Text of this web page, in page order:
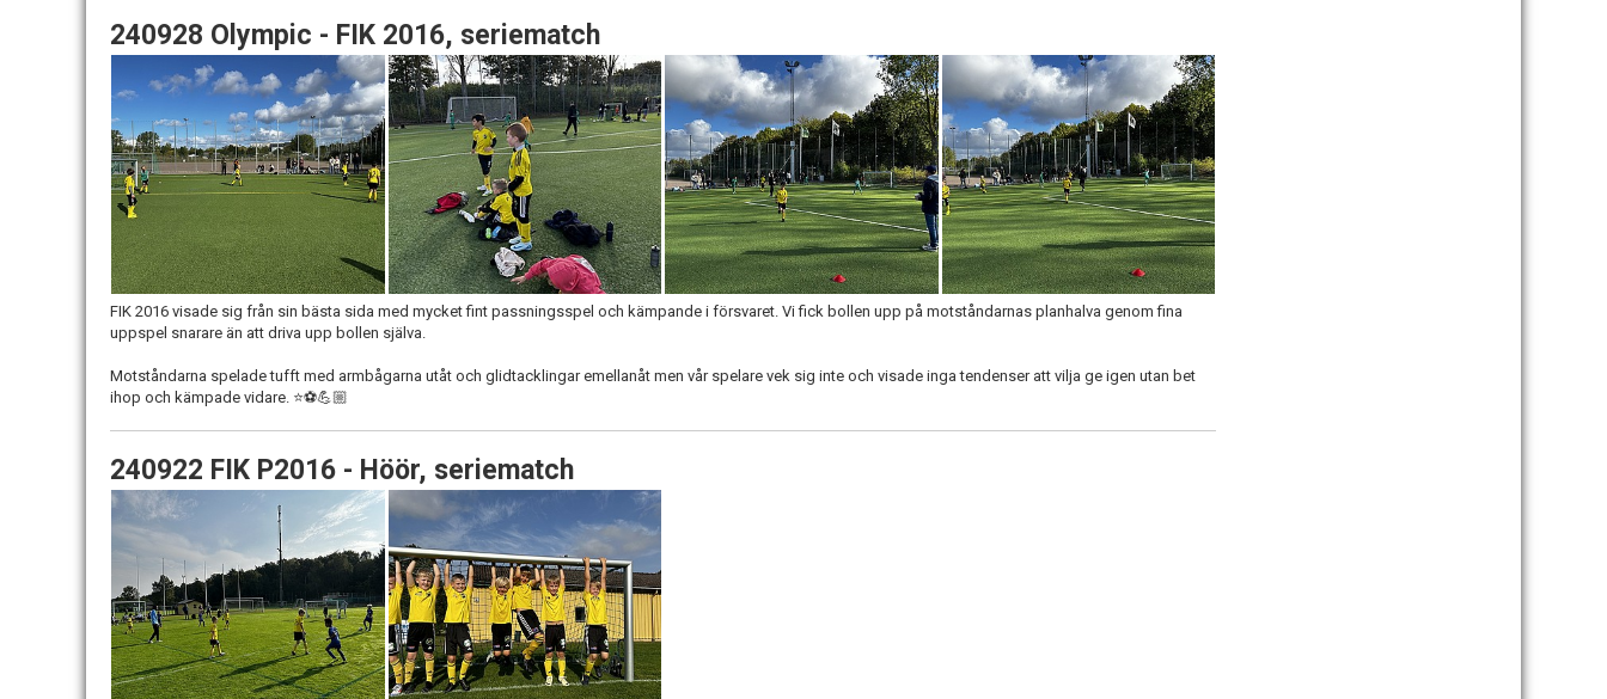
240928 Olympic - FIK 2016, seriematch
FIK 2016 visade sig från sin bästa sida med mycket fint passningsspel och kämpande i försvaret. Vi fick bollen upp på motståndarnas planhalva genom fina
uppspel snarare än att driva upp bollen själva.
Motståndarna spelade tufft med armbågarna utåt och glidtacklingar emellanåt men vår spelare vek sig inte och visade inga tendenser att vilja ge igen utan bet
ihop och kämpade vidare. ⭐️⚽️💪🏼
240922 FIK P2016 - Höör, seriematch